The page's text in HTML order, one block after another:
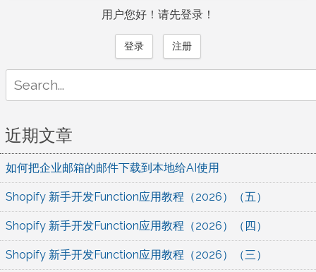
用户您好！请先登录！
登录 注册
for:
近期文章
如何把企业邮箱的邮件下载到本地给AI使用
Shopify 新手开发Function应用教程（2026）（五）
Shopify 新手开发Function应用教程（2026）（四）
Shopify 新手开发Function应用教程（2026）（三）